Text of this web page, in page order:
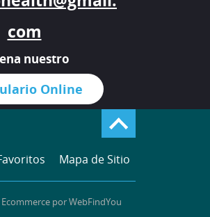
com
nuestro
Online
Mapa de Sitio
Ecommerce porWebFindYou